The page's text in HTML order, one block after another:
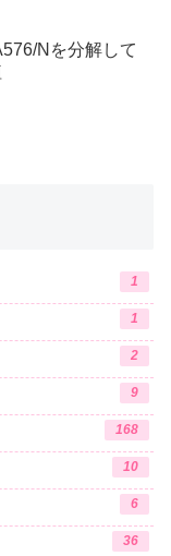
Nを分解して
1
1
2
9
168
10
6
36